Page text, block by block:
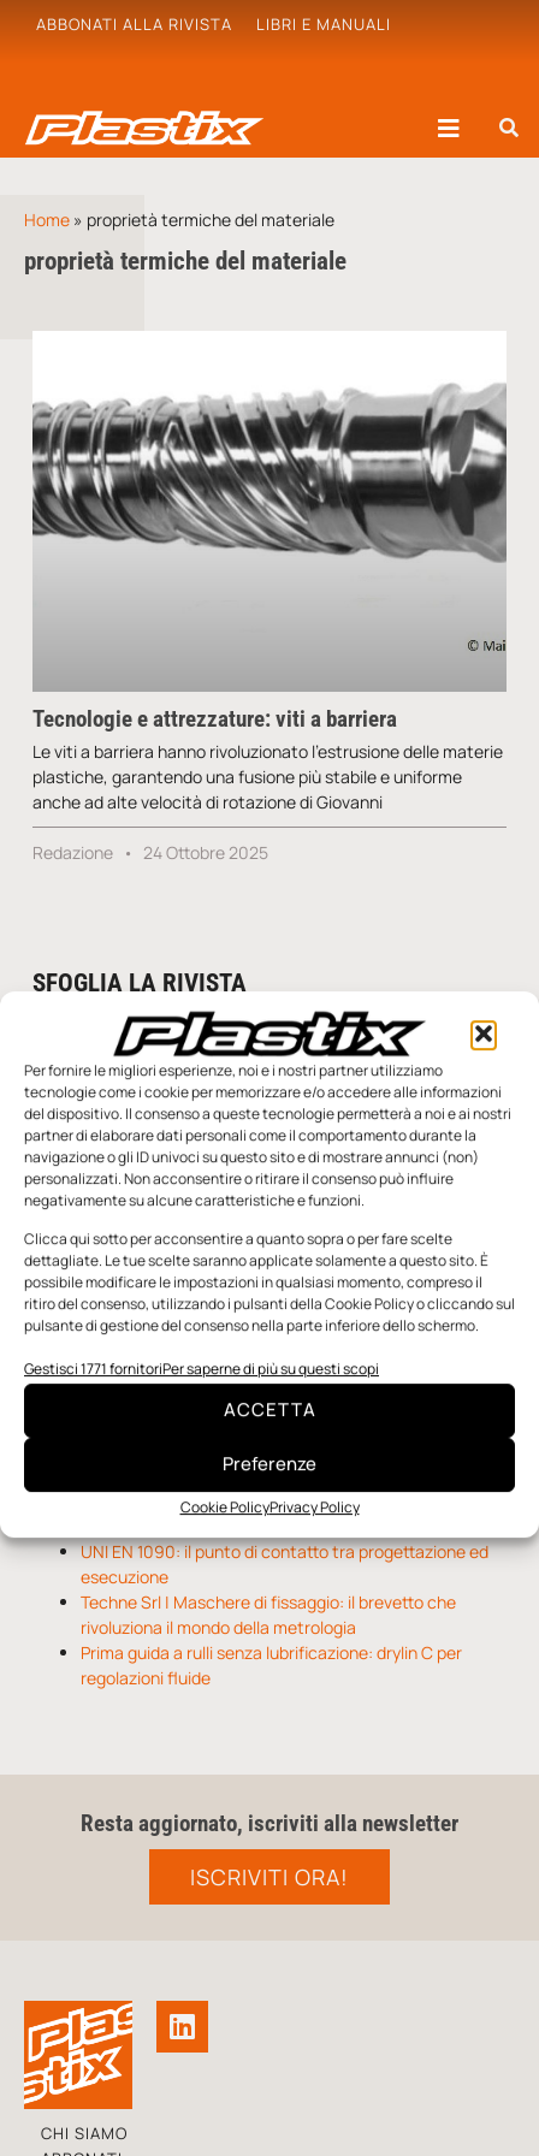
Per fornire le migliori esperienze, noi e i nostri partner utilizziamo
tecnologie come i cookie per memorizzare e/o accedere alle informazioni
del dispositivo. Il consenso a queste tecnologie permetterà a noi e ai nostri
partner di elaborare dati personali come il comportamento durante la
navigazione o gli ID univoci su questo sito e di mostrare annunci (non)
personalizzati. Non acconsentire o ritirare il consenso può influire
negativamente su alcune caratteristiche e funzioni.
Clicca qui sotto per acconsentire a quanto sopra o per fare scelte
dettagliate. Le tue scelte saranno applicate solamente a questo sito. È
possibile modificare le impostazioni in qualsiasi momento, compreso il
ritiro del consenso, utilizzando i pulsanti della Cookie Policy o cliccando sul
pulsante di gestione del consenso nella parte inferiore dello schermo.
Gestisci 1771 fornitoriPer saperne di più su questi scopi
ACCETTA
Preferenze
Cookie PolicyPrivacy Policy
ABBONATI ALLA RIVISTA LIBRI E MANUALI
Home » proprietà termiche del materiale
proprietà termiche del materiale
Tecnologie e attrezzature: viti a barriera
Le viti a barriera hanno rivoluzionato l’estrusione delle materie
plastiche, garantendo una fusione più stabile e uniforme
anche ad alte velocità di rotazione di Giovanni
Redazione 24 Ottobre 2025
SFOGLIA LA RIVISTA
Edicola Web
Notizie da Meccanicanews
O-Ring, tecnica e applicazioni
Applicazioni della fluidodinamica computazionale (CFD)
Notizie da Il Progettista Industriale
UNI EN 1090: il punto di contatto tra progettazione ed
esecuzione
Techne Srl | Maschere di fissaggio: il brevetto che
rivoluziona il mondo della metrologia
Prima guida a rulli senza lubrificazione: drylin C per
regolazioni fluide
Resta aggiornato, iscriviti alla newsletter
ISCRIVITI ORA!
CHI SIAMO